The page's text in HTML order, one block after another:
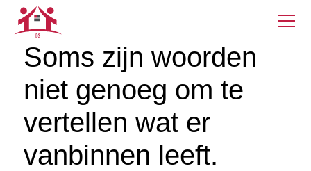
Soms zijn woorden
niet genoeg om te
vertellen wat er
vanbinnen leeft.